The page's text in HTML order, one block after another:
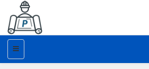
منو